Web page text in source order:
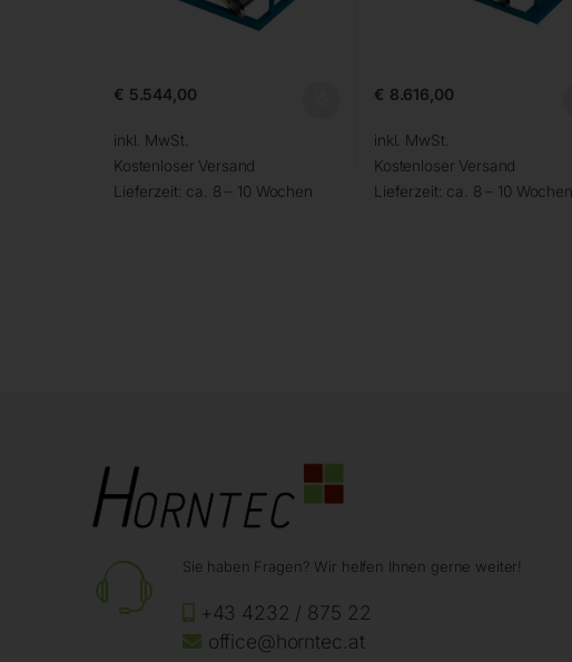
€ 5.544,00
inkl. MwSt.
Kostenloser Versand
Lieferzeit: ca. 8 – 10 Wochen
€ 8.616,00
inkl. MwSt.
Kostenloser Versand
Lieferzeit: ca. 8 – 10 Wochen
Sie haben Fragen? Wir helfen Ihnen gerne weiter!
+43 4232 / 875 22
office@horntec.at